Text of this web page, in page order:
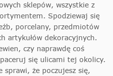
sklepów, wszystkie z
Spodziewaj się
porcelany, przedmiotów
artykułów dekoracyjnych.
czy naprawdę coś
się ulicami tej okolicy.
sprawi, że poczujesz się,